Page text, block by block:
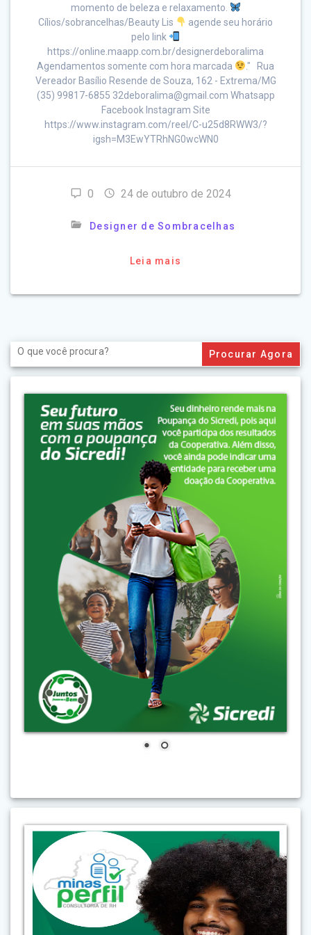
momento de beleza e relaxamento.
Cílios/sobrancelhas/Beauty Lis
agende seu horário
pelo link
https://online.maapp.com.br/designerdeboralima
Agendamentos somente com hora marcada
." Rua
Vereador Basílio Resende de Souza, 162 - Extrema/MG
(35) 99817-6855 32deboralima@gmail.com Whatsapp
Facebook Instagram Site
https://www.instagram.com/reel/C-u25d8RWW3/?
igsh=M3EwYTRhNG0wcWN0
0 24 de outubro de 2024
Designer de Sombracelhas
Leia mais
Search
for: